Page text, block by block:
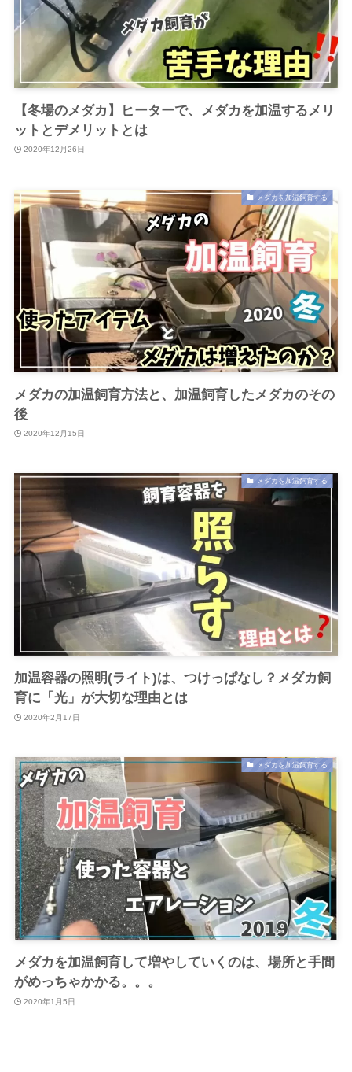
【冬場のメダカ】ヒーターで、メダカを加温するメリ
ットとデメリットとは
2020年12月26日
メダカを加温飼育する
メダカの加温飼育方法と、加温飼育したメダカのその
後
2020年12月15日
メダカを加温飼育する
加温容器の照明(ライト)は、つけっぱなし？メダカ飼
育に「光」が大切な理由とは
2020年2月17日
メダカを加温飼育する
メダカを加温飼育して増やしていくのは、場所と手間
がめっちゃかかる。。。
2020年1月5日